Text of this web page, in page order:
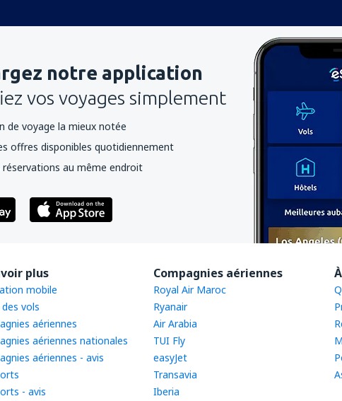
notre application
vos voyages simplement
de voyage la mieux notée
offres disponibles quotidiennement
réservations au même endroit
plus
mobile
des vols
aériennes
aériennes nationales
aériennes - avis
- avis
Compagnies aériennes
Royal Air Maroc
Ryanair
Air Arabia
TUI Fly
easyJet
Transavia
Iberia